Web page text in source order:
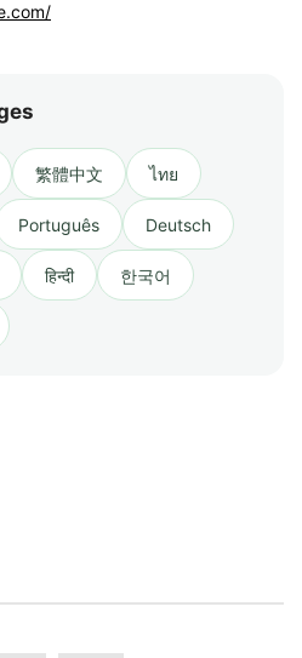
繁體中文 ไทย
Português Deutsch
हिन्दी 한국어